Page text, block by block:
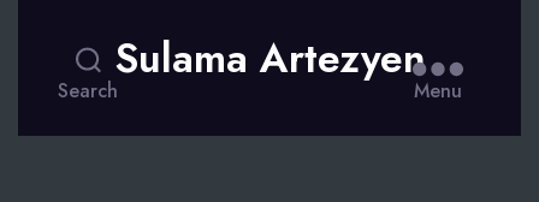
Search
Sulama Artezyen
Menu